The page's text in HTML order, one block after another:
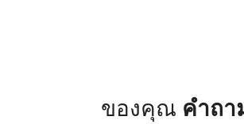
ของคุณ คำถา